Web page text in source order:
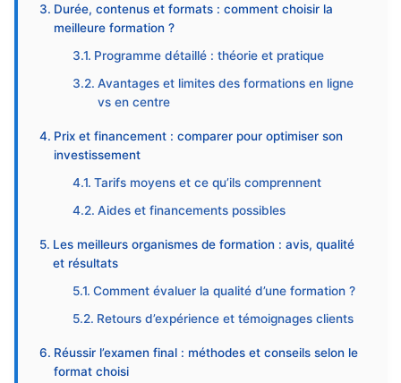
Durée, contenus et formats : comment choisir la
meilleure formation ?
Programme détaillé : théorie et pratique
Avantages et limites des formations en ligne
vs en centre
Prix et financement : comparer pour optimiser son
investissement
Tarifs moyens et ce qu’ils comprennent
Aides et financements possibles
Les meilleurs organismes de formation : avis, qualité
et résultats
Comment évaluer la qualité d’une formation ?
Retours d’expérience et témoignages clients
Réussir l’examen final : méthodes et conseils selon le
format choisi